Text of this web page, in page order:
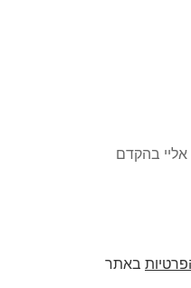
אליי בהקדם
באתר